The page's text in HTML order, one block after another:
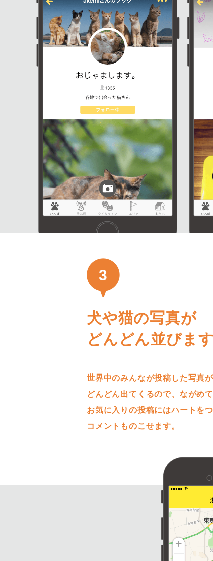
3
犬や猫の写真が
どんどん並びます
世界中のみんなが投稿した写真
どんどん出てくるので、ながめ
お気に入りの投稿にはハートを
コメントものこせます。